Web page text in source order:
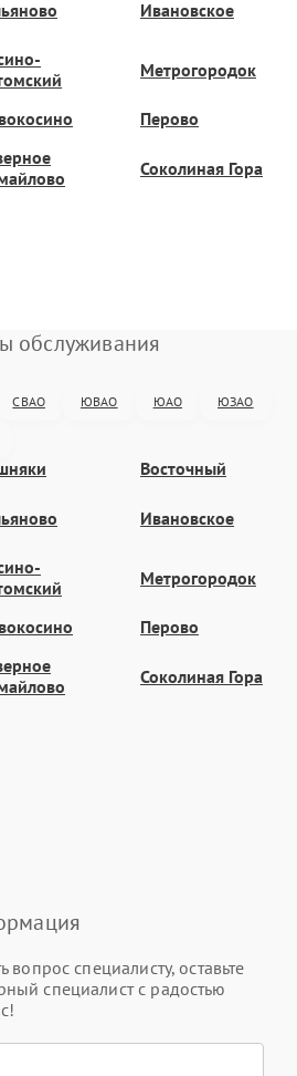
Ивановское
Метрогородок
Перово
Соколиная Гора
обслуживания
СВАО ЮВАО ЮАО ЮЗАО
Восточный
Ивановское
Метрогородок
Перово
Соколиная Гора
вопрос специалисту, оставьте
специалист с радостью